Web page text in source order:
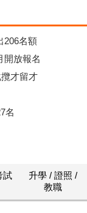
206名額
開放報名
才留才
名
試
升學 / 證照 /
教職